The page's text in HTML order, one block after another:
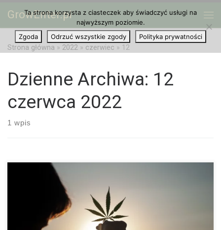
Przejdź do treści
GrowEnter.pl
Strona główna » 2022 » czerwiec » 12
Dzienne Archiwa: 12
czerwca 2022
1 wpis
Jak Marihuana Może Zwiększyć Wydajność? Konopie indyjskie i
produktywność początkowo wydają się być sprzeczne, ale
kannabinoidy mogą rzeczywiście zwiększyć produktywność.
Ta strona korzysta z ciasteczek aby świadczyć usługi na
najwyższym poziomie.
Zgoda
Odrzuć wszystkie zgody Polityka prywatności